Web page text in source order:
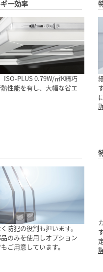
ー効率
ISO-PLUS 0.79W/㎡K精巧
性能を有し、大幅な省エ
防犯の役割も担います。
のみを使用しオプション
ご用意しています。